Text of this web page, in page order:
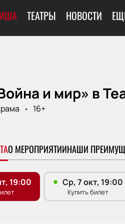
ТЕАТРЫ НОВОСТИ
и мир» в
16+
О МЕРОПРИЯТИИНАШИ